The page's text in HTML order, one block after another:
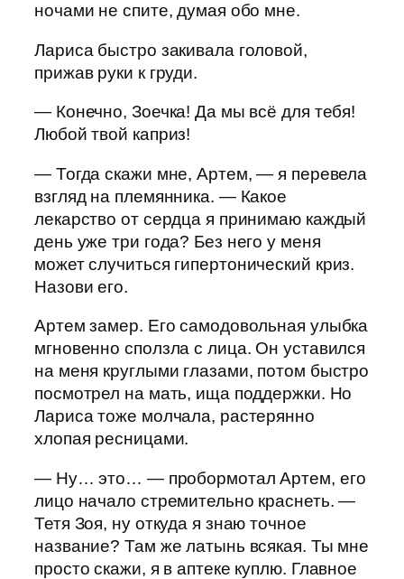
ночами не спите, думая обо мне.
Лариса быстро закивала головой,
прижав руки к груди.
— Конечно, Зоечка! Да мы всё для тебя!
Любой твой каприз!
— Тогда скажи мне, Артем, — я перевела
взгляд на племянника. — Какое
лекарство от сердца я принимаю каждый
день уже три года? Без него у меня
может случиться гипертонический криз.
Назови его.
Артем замер. Его самодовольная улыбка
мгновенно сползла с лица. Он уставился
на меня круглыми глазами, потом быстро
посмотрел на мать, ища поддержки. Но
Лариса тоже молчала, растерянно
хлопая ресницами.
— Ну… это… — пробормотал Артем, его
лицо начало стремительно краснеть. —
Тетя Зоя, ну откуда я знаю точное
название? Там же латынь всякая. Ты мне
просто скажи, я в аптеке куплю. Главное